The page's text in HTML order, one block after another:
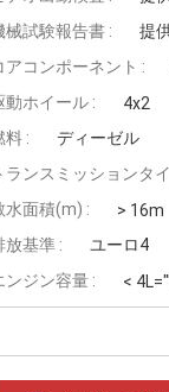
械試験報告書 :
提
アコンポーネント :
動ホイール :
4x2
料 :
ディーゼル
ランスミッションタ
水面積(m) :
> 16m
放基準 :
ユーロ4
ンジン容量 :
<